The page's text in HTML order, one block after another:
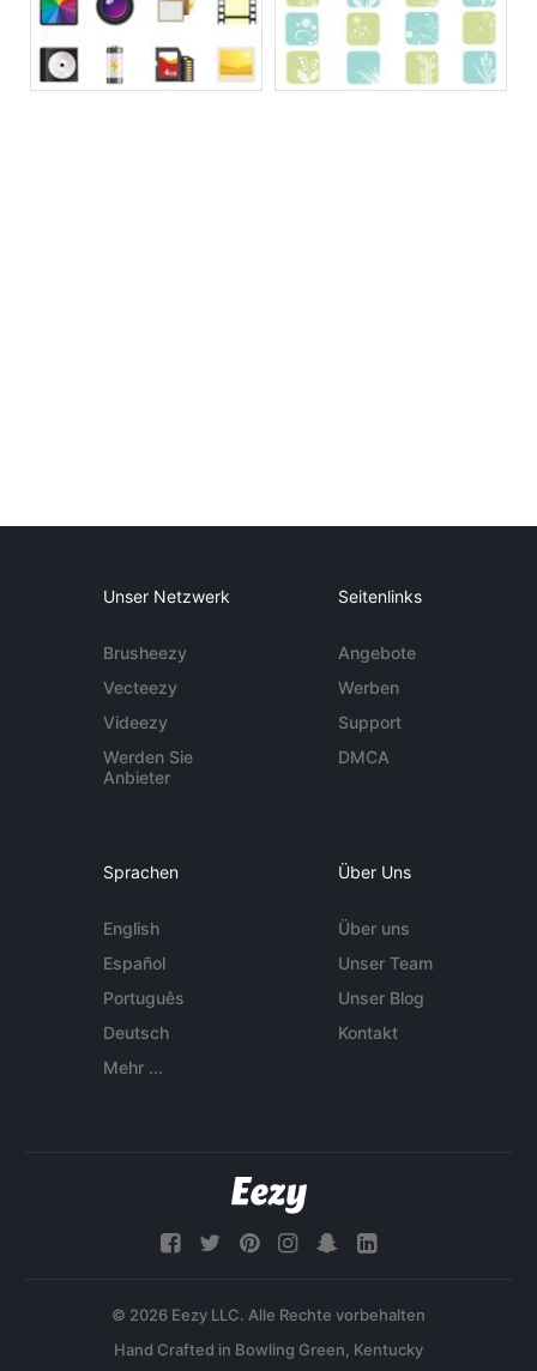
Unser Netzwerk
Brusheezy
Vecteezy
Videezy
Werden Sie
Anbieter
Seitenlinks
Angebote
Werben
Support
DMCA
Sprachen
English
Español
Português
Deutsch
Mehr ...
Über Uns
Über uns
Unser Team
Unser Blog
Kontakt
© 2026 Eezy LLC. Alle Rechte vorbehalten